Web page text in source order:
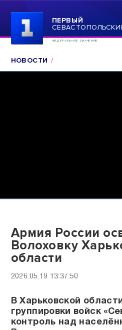
ПЕРВЫЙ
ФЕДЕРАЛЬНОЕ ЗНАЧЕНИЕ
НОВОСТИ
Армия России
Волоховку
области
2026.05.19 13:37:50
В Харьковской
группировки войск
контроль над